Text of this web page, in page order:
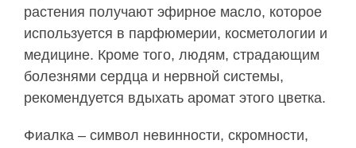
растения получают эфирное масло, которое
используется в парфюмерии, косметологии и
медицине. Кроме того, людям, страдающим
болезнями сердца и нервной системы,
рекомендуется вдыхать аромат этого цветка.
Фиалка – символ невинности, скромности,